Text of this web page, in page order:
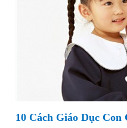
10 Cách Giáo Dục